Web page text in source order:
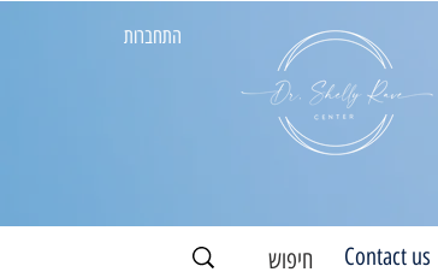
התחברות
Contact us